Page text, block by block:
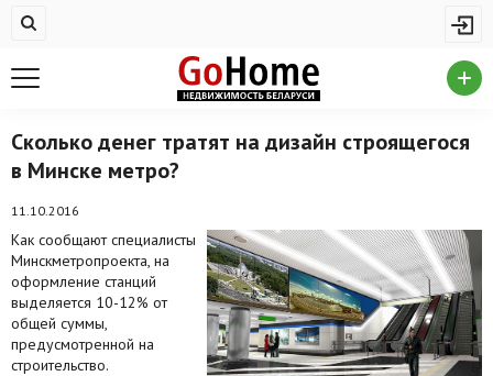
Купить квартиру
На сутки
Новостройки
Дома/коттеджи/участки
Комерческая недвижимость
Продажа коммерческой недвижимости
Сколько денег тратят на дизайн строящегося
в Минске метро?
11.10.2016
Как сообщают специалисты
Минскметропроекта, на
оформление станций
выделяется 10-12% от
общей суммы,
предусмотренной на
строительство.